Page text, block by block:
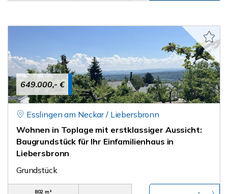
649.000,- €
Esslingen am Neckar / Liebersbronn
Wohnen in Toplage mit erstklassiger Aussicht:
Baugrundstück für Ihr Einfamilienhaus in
Liebersbronn
Grundstück
802 m²